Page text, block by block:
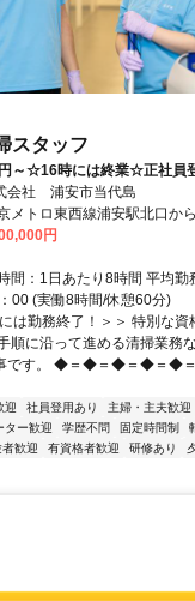
スタッフ
～☆16時には終業☆正社員
会社 浦安市当代島
メトロ東西線浦安駅北口か
円
間：1日あたり8時間 平均勤
00 (実働8時間/休憩60分)
は勤務終了！＞＞ 特別な資
順に沿って進める清掃業務
事です。 ◆＝◆＝◆＝◆＝
迎 社員登用あり 主婦・主夫歓迎
ター歓迎 学歴不問 固定時間制
歓迎 有資格者歓迎 研修あり